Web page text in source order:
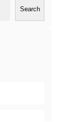
Search